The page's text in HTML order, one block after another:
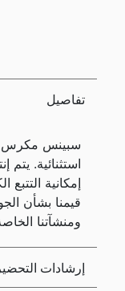
تفاصيل
سبينس مكرس
استثنائية.
إمكانية
قيمنا بشأن
ومنشآتنا
إرشادات التحضير